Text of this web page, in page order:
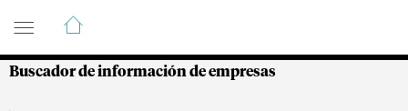
Guía de Empresas Colombianas
Buscador de información de empresas